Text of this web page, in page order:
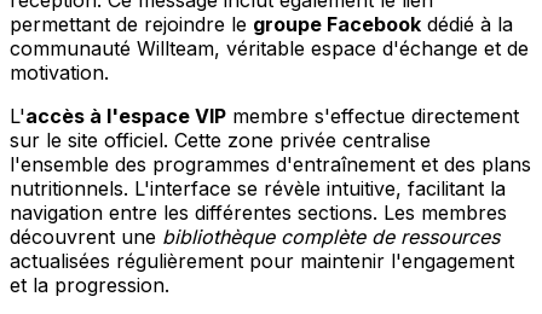
permettant de rejoindre le groupe Facebook dédié à la
communauté Willteam, véritable espace d'échange et de
motivation.
L'accès à l'espace VIP membre s'effectue directement
sur le site officiel. Cette zone privée centralise
l'ensemble des programmes d'entraînement et des plans
nutritionnels. L'interface se révèle intuitive, facilitant la
navigation entre les différentes sections. Les membres
découvrent une bibliothèque complète de ressources
actualisées régulièrement pour maintenir l'engagement
et la progression.